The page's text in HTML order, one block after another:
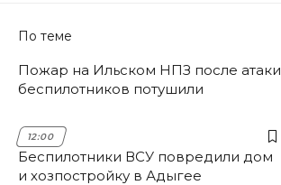
По теме
Пожар на Ильском НПЗ после атаки
беспилотников потушили
12:00
Беспилотники ВСУ повредили дом
и хозпостройку в Адыгее